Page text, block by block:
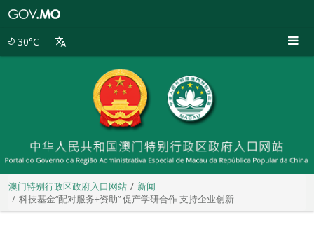
30°C
澳门特别行政区政府入口网站
新闻
科技基金“配对服务+资助” 促产学研合作 支持企业创新